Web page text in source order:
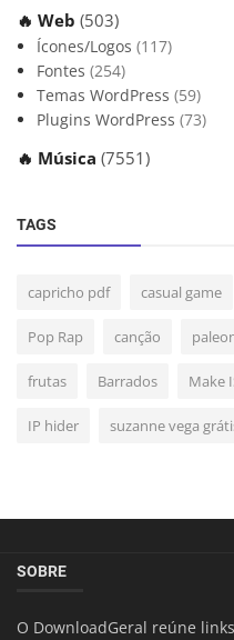
🔥 Web (503)
Ícones/Logos (117)
Fontes (254)
Temas WordPress (59)
Plugins WordPress (73)
🔥 Música (7551)
TAGS
capricho pdf casual game
Pop Rap canção
frutas Barrados Make
IP hider suzanne vega
SOBRE
O DownloadGeral reúne